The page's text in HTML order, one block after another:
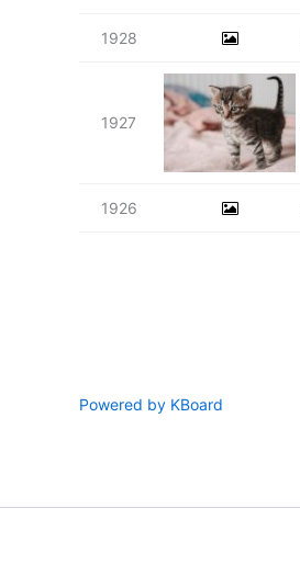
1928
1927
1926
Powered by KBoard